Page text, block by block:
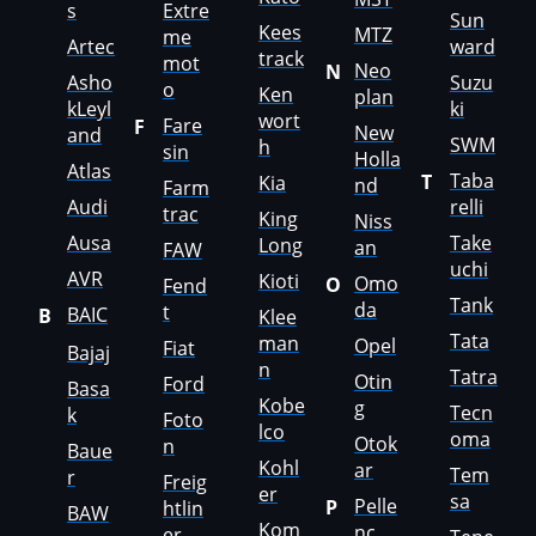
Jetour
Jetta
JMC
JohnDeere
Kaiyi
Kalmar
Kassbohrer
Kato
Keestrack
Kenworth
Kia
s
Artec
Asho
kLeyl
and
Atlas
Audi
Ausa
AVR
B
BAIC
Bajaj
Basa
k
Baue
r
BAW
Extre
me
mot
o
F
Fare
sin
Farm
trac
FAW
Fend
t
Fiat
Ford
Foto
n
Freig
htlin
Kees
track
Ken
wort
h
Kia
King
Long
Kioti
Klee
man
n
Kobe
lco
Kohl
er
Kom
MTZ
N Neo
plan
New
Holla
nd
Niss
an
O Omo
da
Opel
Otin
g
Otok
ar
P
Pelle
Sun
ward
Suzu
ki
SWM
T
Taba
relli
Take
uchi
Tank
Tata
Tatra
Tecn
oma
Tem
sa